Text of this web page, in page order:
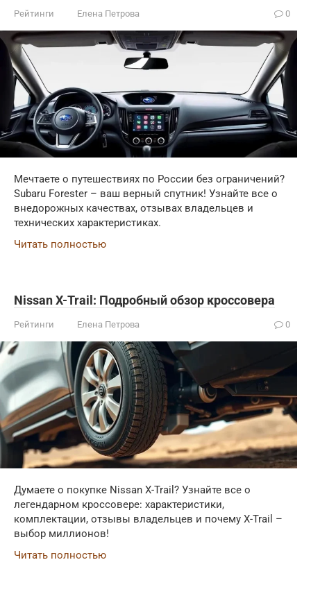
Рейтинги Елена Петрова 0
Мечтаете о путешествиях по России без ограничений?
Subaru Forester – ваш верный спутник! Узнайте все о
внедорожных качествах, отзывах владельцев и
технических характеристиках.
Читать полностью
Nissan X-Trail: Подробный обзор кроссовера
Рейтинги Елена Петрова 0
Думаете о покупке Nissan X-Trail? Узнайте все о
легендарном кроссовере: характеристики,
комплектации, отзывы владельцев и почему X-Trail –
выбор миллионов!
Читать полностью